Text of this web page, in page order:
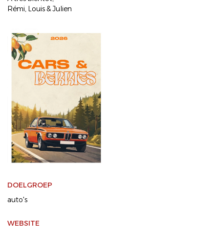
Rémi, Louis & Julien
DOELGROEP
auto's
WEBSITE